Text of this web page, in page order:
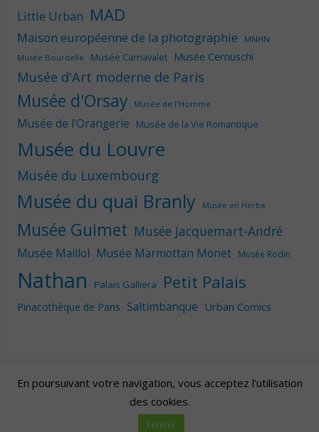
Little Urban MAD
Maison européenne de la photographie
MNHN
Musée Bourdelle
Musée Carnavalet Musée Cernuschi
Musée d'Art moderne de Paris
Musée d'Orsay Musée de l'Homme
Musée de l'Orangerie Musée de la Vie Romantique
Musée du Louvre
Musée du Luxembourg
Musée du quai Branly Musée en Herbe
Musée Guimet Musée Jacquemart-André
Musée Maillol Musée Marmottan Monet Musée Rodin
Nathan Palais Galliera Petit Palais
Pinacothèque de Paris Saltimbanque Urban Comics
| Fièrement propulsé par
En poursuivant votre navigation, vous acceptez l'utilisation
des cookies.
Fermer